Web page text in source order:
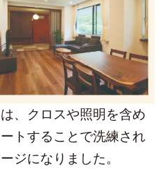
、クロスや照明を含め
トすることで洗練され
ジになりました。